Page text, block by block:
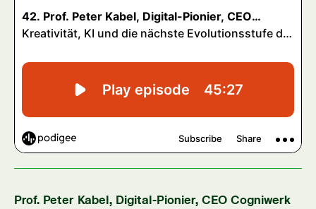
Prof. Peter Kabel, Digital-Pionier, CEO Cogniwerk